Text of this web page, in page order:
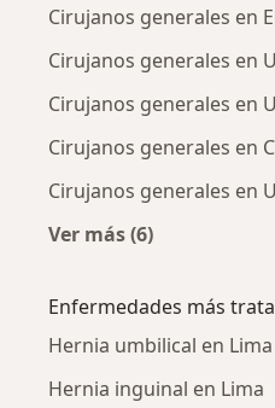
Cirujanos generales en
Cirujanos generales en
Cirujanos generales en
Cirujanos generales en
Cirujanos generales en
Ver más (6)
Enfermedades más
Hernia umbilical en Lima
Hernia inguinal en Lima